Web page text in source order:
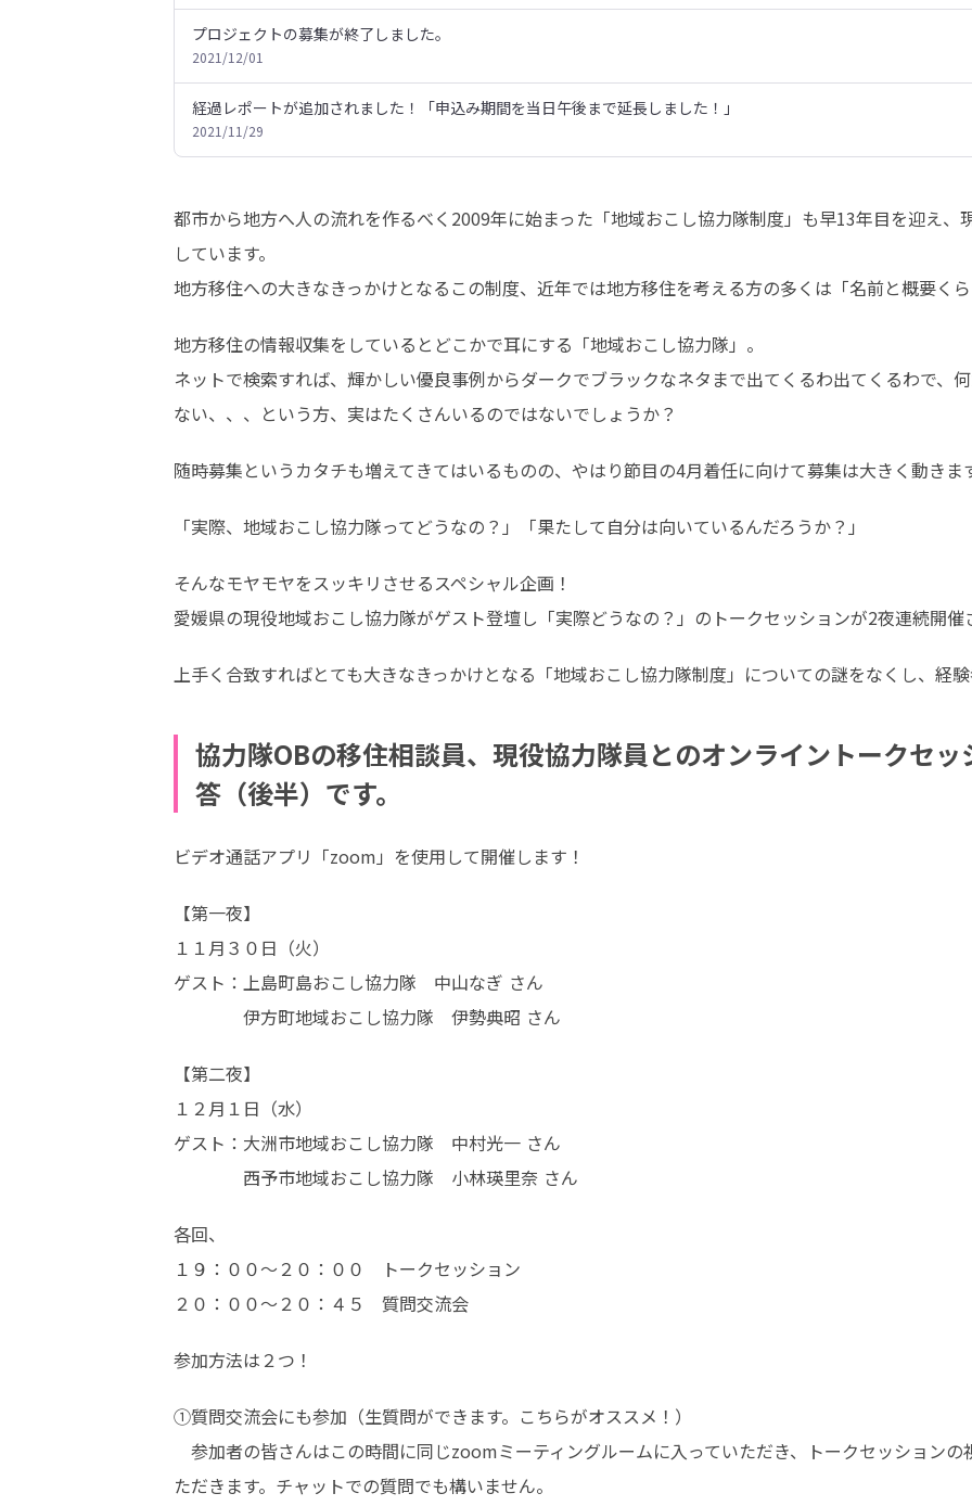
プロジェクトの募集が終了しました。
2021/12/01
経過レポートが追加されました！「申込み期間を当日午後まで延長しました！」
2021/11/29
都市から地方へ人の流れを作るべく2009年に始まった「地域おこし協力隊制度」も早13年目を迎え
しています。
地方移住への大きなきっかけとなるこの制度、近年では地方移住を考える方の多くは「名前と概要くら
地方移住の情報収集をしているとどこかで耳にする「地域おこし協力隊」。
ネットで検索すれば、輝かしい優良事例からダークでブラックなネタまで出てくるわ出てくるわで、
ない、、、という方、実はたくさんいるのではないでしょうか？
随時募集というカタチも増えてきてはいるものの、やはり節目の4月着任に向けて募集は大きく動きま
「実際、地域おこし協力隊ってどうなの？」「果たして自分は向いているんだろうか？」
そんなモヤモヤをスッキリさせるスペシャル企画！
愛媛県の現役地域おこし協力隊がゲスト登壇し「実際どうなの？」のトークセッションが2夜連続開催
上手く合致すればとても大きなきっかけとなる「地域おこし協力隊制度」についての謎をなくし、経
協力隊OBの移住相談員、現役協力隊員とのオンライントークセ
答（後半）です。
ビデオ通話アプリ「zoom」を使用して開催します！
【第一夜】
１１月３０日（火）
ゲスト：上島町島おこし協力隊　中山なぎ さん
伊方町地域おこし協力隊　伊勢典昭 さん
【第二夜】
１２月１日（水）
ゲスト：大洲市地域おこし協力隊　中村光一 さん
西予市地域おこし協力隊　小林瑛里奈 さん
各回、
１９：００～２０：００　トークセッション
２０：００～２０：４５　質問交流会
参加方法は２つ！
①質問交流会にも参加（生質問ができます。こちらがオススメ！）
参加者の皆さんはこの時間に同じzoomミーティングルームに入っていただき、トークセッション
ただきます。チャットでの質問でも構いません。